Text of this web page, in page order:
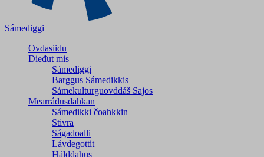
Sámediggi
Ovdasiidu
Dieđut mis
Sámediggi
Barggus Sámedikkis
Sámekulturguovddáš Sajos
Mearrádusdahkan
Sámedikki čoahkkin
Stivra
Ságadoalli
Lávdegottit
Hálddahus